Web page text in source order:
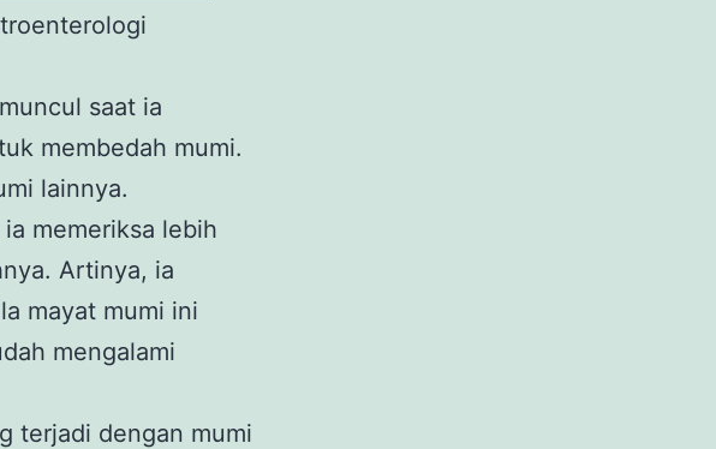
saat ia
membedah mumi.
lainnya.
memeriksa lebih
Artinya, ia
mayat mumi ini
mengalami
terjadi dengan mumi